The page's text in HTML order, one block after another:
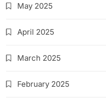
May 2025
April 2025
March 2025
February 2025